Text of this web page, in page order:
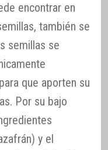
encontrar en
también se
semillas se
que aporten su
Por su bajo
y el